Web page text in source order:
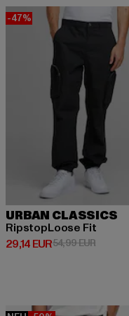
-47%
URBAN CLASSICS
RipstopLoose Fit
29,14 EUR
Derzeitiger Preis: 29,14
54,99 EUR